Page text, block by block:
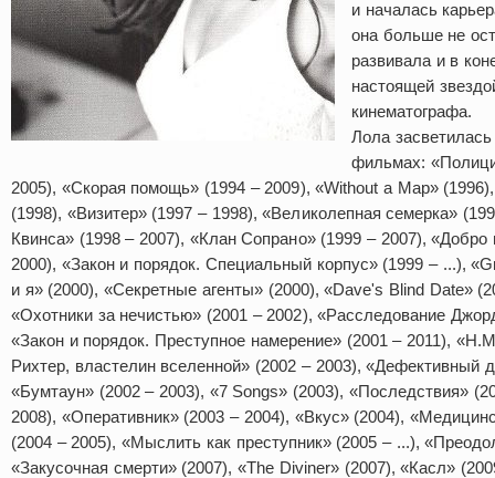
и началась
она больше не
развивала и в
настоящей
кинематографа.
Лола
фильмах:
2005), «Скорая помощь» (1994 – 2009), «Without a Map»
(1998), «Визитер» (1997 – 1998), «Великолепная семерка»
Квинса» (1998 – 2007), «Клан Сопрано» (1999 – 2007), «Добро
2000), «Закон и порядок. Специальный корпус» (1999 – ...),
и я» (2000), «Секретные агенты» (2000), «Dave's Blind Date»
«Охотники за нечистью» (2001 – 2002), «Расследование
«Закон и порядок. Преступное намерение» (2001 – 2011),
Рихтер, властелин вселенной» (2002 – 2003), «Дефективный
«Бумтаун» (2002 – 2003), «7 Songs» (2003), «Последствия»
2008), «Оперативник» (2003 – 2004), «Вкус» (2004),
(2004 – 2005), «Мыслить как преступник» (2005 – ...),
«Закусочная смерти» (2007), «The Diviner» (2007), «Касл»